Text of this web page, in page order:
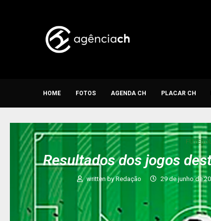
HOME FOTOS AGENDA CH PLACAR CH
Resultados dos jogos
written byRedação 29 de junho de